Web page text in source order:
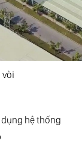
vòi
dụng hệ thống